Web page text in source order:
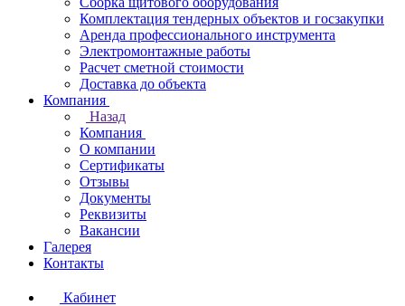
Комплектация тендерных объектов и госзакупки
Аренда профессионального инструмента
Электромонтажные работы
Расчет сметной стоимости
Доставка до объекта
Компания
Назад
Компания
О компании
Сертификаты
Отзывы
Документы
Реквизиты
Вакансии
Галерея
Контакты
Кабинет